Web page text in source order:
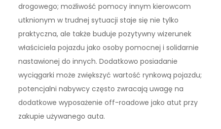
drogowego; możliwość pomocy innym kierowcom
utknionym w trudnej sytuacji staje się nie tylko
praktyczna, ale także buduje pozytywny wizerunek
właściciela pojazdu jako osoby pomocnej i solidarnie
nastawionej do innych. Dodatkowo posiadanie
wyciągarki może zwiększyć wartość rynkową pojazdu;
potencjalni nabywcy często zwracają uwagę na
dodatkowe wyposażenie off-roadowe jako atut przy
zakupie używanego auta.